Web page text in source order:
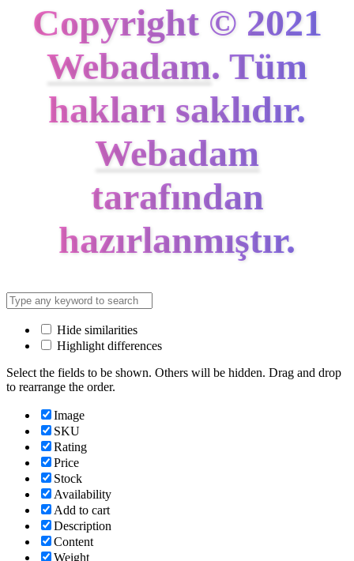
Copyright © 2021
Webadam. Tüm
hakları saklıdır.
Webadam
tarafından
hazırlanmıştır.
Hide similarities
Highlight differences
Select the fields to be shown. Others will be hidden. Drag and drop
to rearrange the order.
Image
SKU
Rating
Price
Stock
Availability
Add to cart
Description
Content
Weight